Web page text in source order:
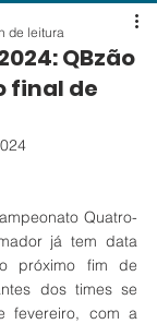
QBzão
final de
de leitura
Quatro-
já tem data
próximo fim de
dos times se
fevereiro, com a